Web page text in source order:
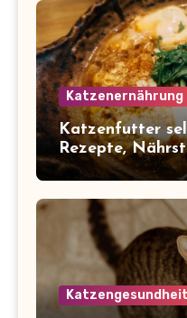
Katzenernährung
Katzenfutter
Rezepte,
Katzengesundheit